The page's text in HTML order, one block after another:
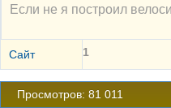
Если не я построил
Сайт 1
Просмотров: 81 011